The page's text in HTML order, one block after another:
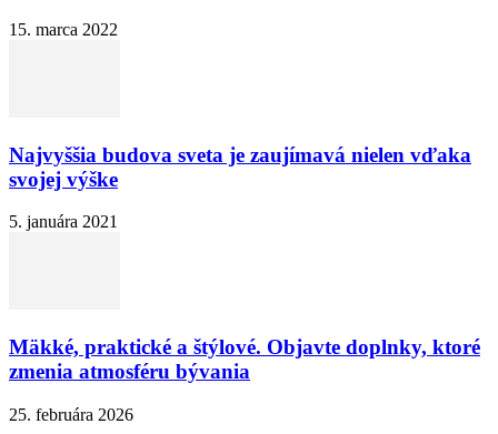
15. marca 2022
Najvyššia budova sveta je zaujímavá nielen vďaka
svojej výške
5. januára 2021
Mäkké, praktické a štýlové. Objavte doplnky, ktoré
zmenia atmosféru bývania
25. februára 2026